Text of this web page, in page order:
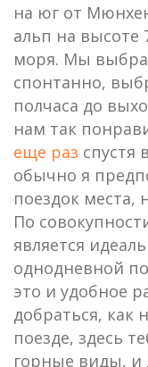
на юг от
альп на высоте
моря. Мы
спонтанно,
полчаса до
нам так
еще раз спустя
обычно я
поездок места,
По
является
однодневной
это и удобное
добраться, как
поезде, здесь
горные виды, и